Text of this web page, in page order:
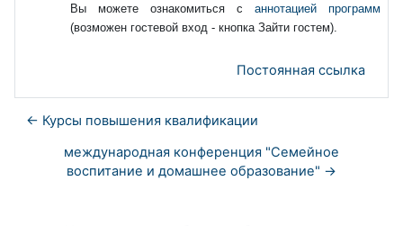
Вы можете ознакомиться с аннотацией программ
(возможен гостевой вход - кнопка Зайти гостем).
Постоянная ссылка
← Курсы повышения квалификации
международная конференция "Семейное
воспитание и домашнее образование" →